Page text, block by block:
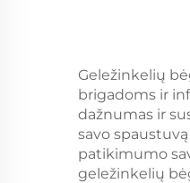
Geležinkelių
brigadoms ir
dažnumas ir
savo
patikimumo
geležinkelių